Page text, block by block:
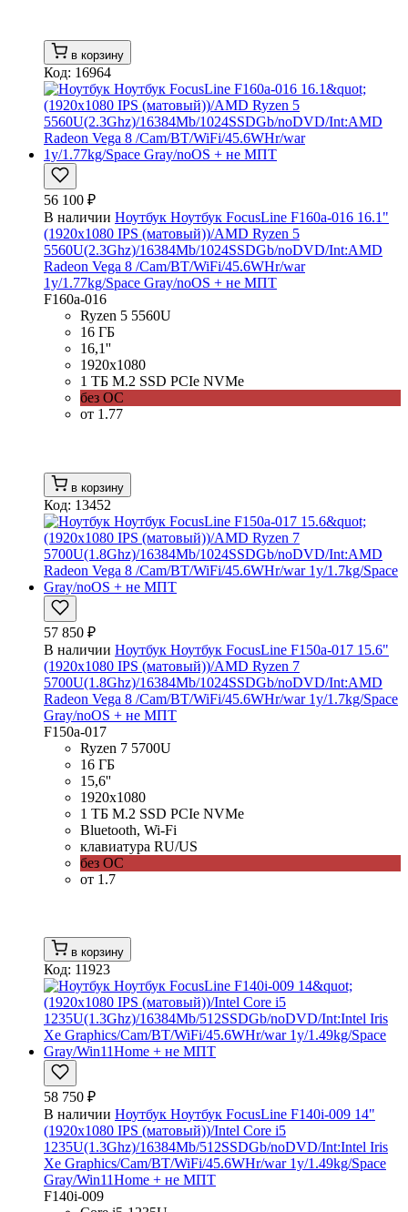
в корзину
Код: 16964
56 100 ₽
В наличии Ноутбук Ноутбук FocusLine F160a-016 16.1"
(1920x1080 IPS (матовый))/AMD Ryzen 5
5560U(2.3Ghz)/16384Mb/1024SSDGb/noDVD/Int:AMD
Radeon Vega 8 /Cam/BT/WiFi/45.6WHr/war
1y/1.77kg/Space Gray/noOS + не МПТ
F160a-016
Ryzen 5 5560U
16 ГБ
16,1''
1920x1080
1 ТБ M.2 SSD PCIe NVMe
без ОС
от 1.77
в корзину
Код: 13452
57 850 ₽
В наличии Ноутбук Ноутбук FocusLine F150a-017 15.6"
(1920x1080 IPS (матовый))/AMD Ryzen 7
5700U(1.8Ghz)/16384Mb/1024SSDGb/noDVD/Int:AMD
Radeon Vega 8 /Cam/BT/WiFi/45.6WHr/war 1y/1.7kg/Space
Gray/noOS + не МПТ
F150a-017
Ryzen 7 5700U
16 ГБ
15,6''
1920x1080
1 ТБ M.2 SSD PCIe NVMe
Bluetooth, Wi-Fi
клавиатура RU/US
без ОС
от 1.7
в корзину
Код: 11923
58 750 ₽
В наличии Ноутбук Ноутбук FocusLine F140i-009 14"
(1920x1080 IPS (матовый))/Intel Core i5
1235U(1.3Ghz)/16384Mb/512SSDGb/noDVD/Int:Intel Iris
Xe Graphics/Cam/BT/WiFi/45.6WHr/war 1y/1.49kg/Space
Gray/Win11Home + не МПТ
F140i-009